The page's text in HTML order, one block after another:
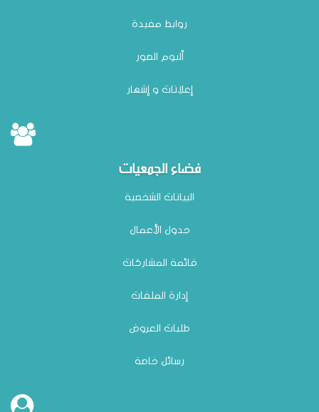
روابط مفيدة
ألبوم الصور
إعلانات و إشهار
فضاء الجمعيات
البيانات الشخصية
جدول الأعمال
قائمة المشاركات
إدارة الملفات
طلبات العروض
رسائل خاصة